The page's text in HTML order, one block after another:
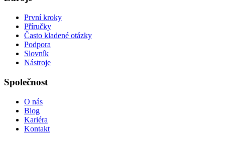
První kroky
Příručky
Často kladené otázky
Podpora
Slovník
Nástroje
Společnost
O nás
Blog
Kariéra
Kontakt